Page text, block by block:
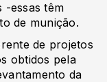
-essas têm
de munição.
de projetos
obtidos pela
da